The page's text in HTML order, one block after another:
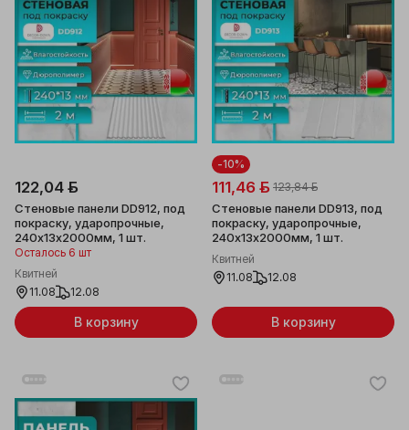
122,04 ƃ
Стеновые панели DD912, под
покраску, ударопрочные,
240x13x2000мм, 1 шт.
Осталось 6 шт
Квитней
11.08
12.08
В корзину
-10%
111,46 ƃ 123,84 ƃ
Стеновые панели DD913, под
покраску, ударопрочные,
240x13x2000мм, 1 шт.
Квитней
11.08
12.08
В корзину